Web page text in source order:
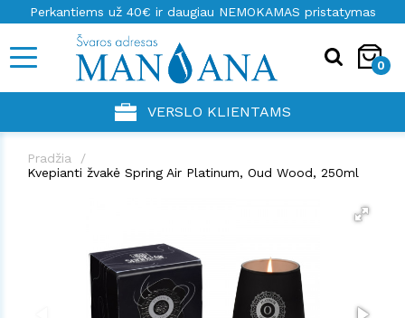
Perkantiems už 40€ ir daugiau NEMOKAMAS pristatymas
0
VERSLO KLIENTAMS
Pradžia
Kvepianti žvakė Spring Air Platinum, Oud Wood, 250ml